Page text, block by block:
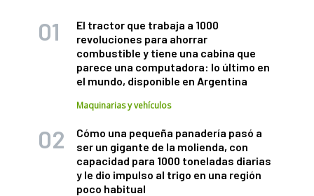
El tractor que trabaja a 1000
revoluciones para ahorrar
combustible y tiene una cabina que
parece una computadora: lo último en
el mundo, disponible en Argentina
Maquinarias y vehículos
Cómo una pequeña panadería pasó a
ser un gigante de la molienda, con
capacidad para 1000 toneladas diarias
y le dio impulso al trigo en una región
poco habitual